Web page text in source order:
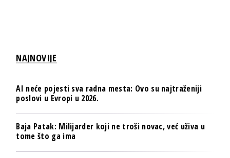
NAJNOVIJE
AI neće pojesti sva radna mesta: Ovo su najtraženiji
poslovi u Evropi u 2026.
Baja Patak: Milijarder koji ne troši novac, već uživa u
tome što ga ima